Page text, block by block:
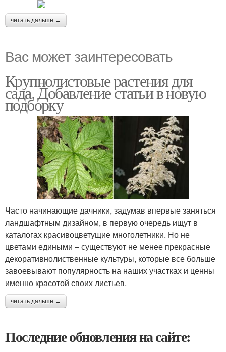
читать дальше →
Вас может заинтересовать
Крупнолистовые растения для
сада. Добавление статьи в новую
подборку
Часто начинающие дачники, задумав впервые заняться
ландшафтным дизайном, в первую очередь ищут в
каталогах красивоцветущие многолетники. Но не
цветами едиными – существуют не менее прекрасные
декоративнолиственные культуры, которые все больше
завоевывают популярность на наших участках и ценны
именно красотой своих листьев.
читать дальше →
Последние обновления на сайте: